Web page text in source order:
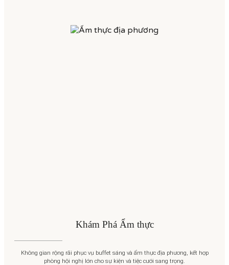
Khám Phá Ẩm thực
Không gian rộng rãi phục vụ buffet sáng và ẩm thực địa phương, kết hợp
phòng hội nghị lớn cho sự kiện và tiệc cưới sang trọng.